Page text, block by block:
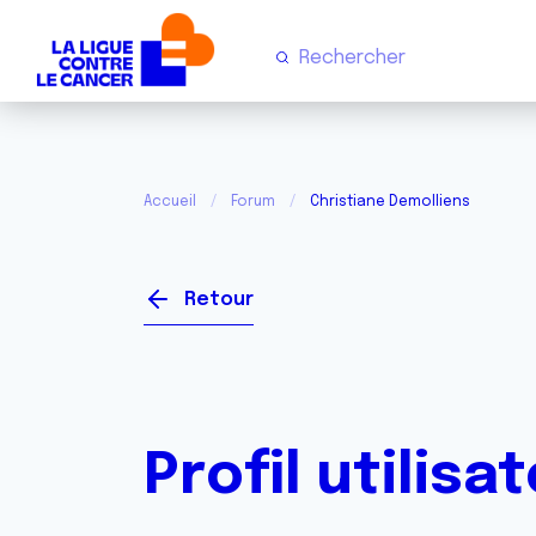
Accueil Forum Christiane Demolliens
Retour
Profil